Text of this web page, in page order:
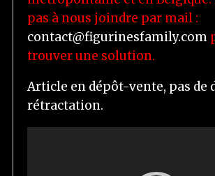
pas à nous joindre par mail :
contact@figurinesfamily.com
trouver une solution.
Article en dépôt-vente, pas de
rétractation.